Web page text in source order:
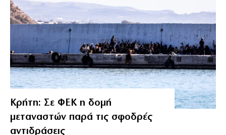
Κρήτη: Σε ΦΕΚ η δομή
μεταναστών παρά τις σφοδρές
αντιδράσεις